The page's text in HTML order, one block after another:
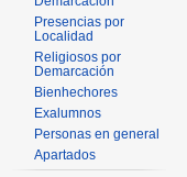
Presencias por
Localidad
Religiosos por
Demarcación
Bienhechores
Exalumnos
Personas en general
Apartados